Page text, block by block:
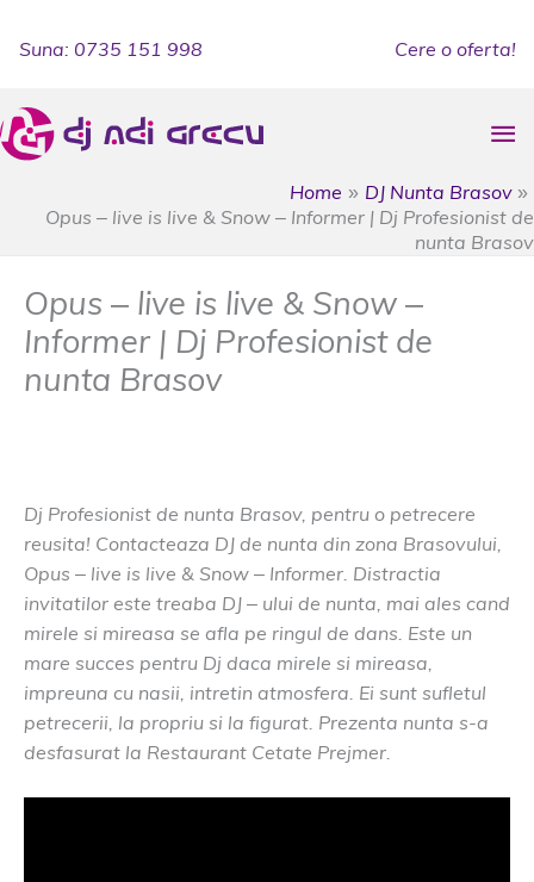
Suna: 0735 151 998 Cere o oferta!
Home
DJ Nunta Brasov
Opus – live is live & Snow – Informer | Dj Profesionist de
nunta Brasov
Opus – live is live & Snow –
Informer | Dj Profesionist de
nunta Brasov
Dj Profesionist de nunta Brasov, pentru o petrecere
reusita! Contacteaza DJ de nunta din zona Brasovului,
Opus – live is live & Snow – Informer. Distractia
invitatilor este treaba DJ – ului de nunta, mai ales cand
mirele si mireasa se afla pe ringul de dans. Este un
mare succes pentru Dj daca mirele si mireasa,
impreuna cu nasii, intretin atmosfera. Ei sunt sufletul
petrecerii, la propriu si la figurat. Prezenta nunta s-a
desfasurat la Restaurant Cetate Prejmer.